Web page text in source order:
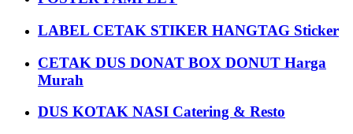
LABEL CETAK STIKER HANGTAG Sticker
CETAK DUS DONAT BOX DONUT Harga
Murah
DUS KOTAK NASI Catering & Resto